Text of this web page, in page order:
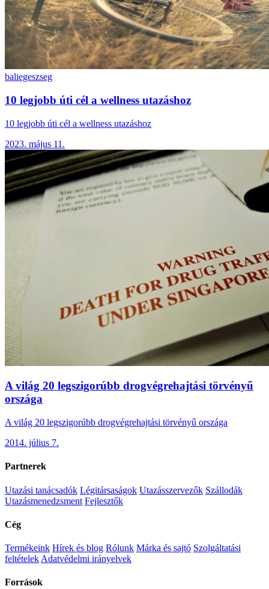
baliegeszseg
10 legjobb úti cél a wellness utazáshoz
10 legjobb úti cél a wellness utazáshoz
2023. május 11.
A világ 20 legszigorúbb drogvégrehajtási törvényű
országa
A világ 20 legszigorúbb drogvégrehajtási törvényű országa
2014. július 7.
Partnerek
Utazási tanácsadók Légitársaságok Utazásszervezők Szállodák
Utazásmenedzsment Fejlesztők
Cég
Termékeink Hírek és blog Rólunk Márka és sajtó Szolgáltatási
feltételek Adatvédelmi irányelvek
Források